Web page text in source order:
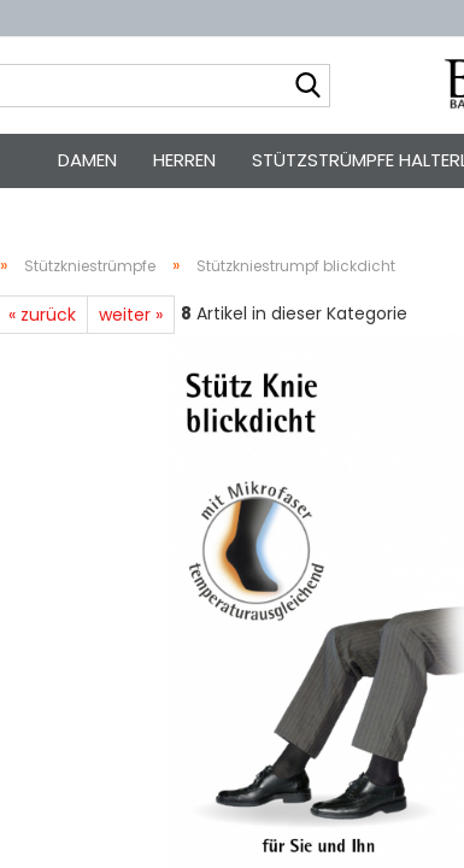
DAMEN HERREN STÜTZSTRÜMPFE
» Stützkniestrümpfe » Stützkniestrumpf blickdicht
« zurück weiter » 8 Artikel in dieser Kategorie